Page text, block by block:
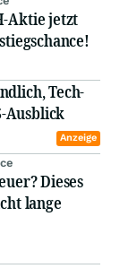
Aktie jetzt
Tech-
Ausblick
Anzeige
Dieses
lange